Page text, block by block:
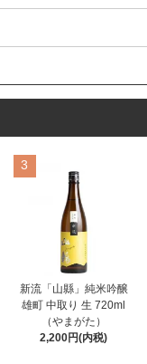
3
新流「山縣」純米吟醸
雄町 中取り 生 720ml
（やまがた）
2,200円(内税)